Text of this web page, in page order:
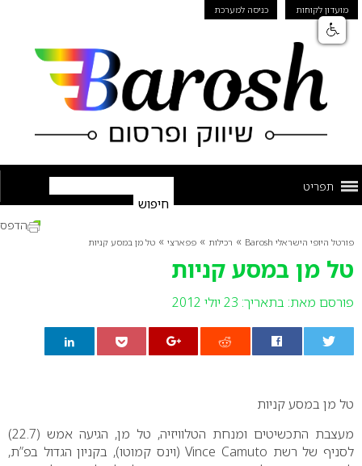
מועדון לקוחות כניסה למערכת
תפריט
פורטל היופי הישראלי Barosh » רכילות » פפארצי » טל מן במסע קניות
טל מן במסע קניות
פורסם מאת: בתאריך: 23 יולי 2012
הדפס
טל מן במסע קניות
מעצבת התכשיטים ומנחת הטלוויזיה, טל מן, הגיעה אמש (22.7)
לסניף של רשת Vince Camuto(וינס קמוטו), בקניון הגדול בפ”ת,